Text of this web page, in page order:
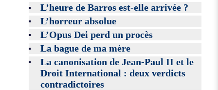
L’heure de Barros est-elle arrivée ?
L’horreur absolue
L’Opus Dei perd un procès
La bague de ma mère
La canonisation de Jean-Paul II et le
Droit International : deux verdicts
contradictoires